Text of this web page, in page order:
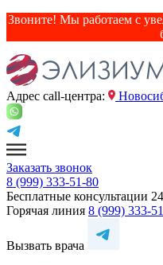
Звоните! Мы работаем с
Адрес сall-центра:
Заказать звонок
8 (999) 333-51-80
Бесплатные консультации
Горячая линия 8 (999) 333-
Вызвать врача